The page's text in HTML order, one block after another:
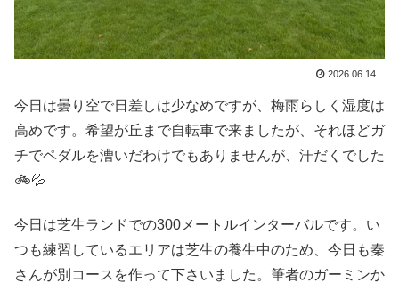
2026.06.14
今日は曇り空で日差しは少なめですが、梅雨らしく湿度は
高めです。希望が丘まで自転車で来ましたが、それほどガ
チでペダルを漕いだわけでもありませんが、汗だくでした
🚲💦
今日は芝生ランドでの300メートルインターバルです。い
つも練習しているエリアは芝生の養生中のため、今日も秦
さんが別コースを作って下さいました。筆者のガーミンか